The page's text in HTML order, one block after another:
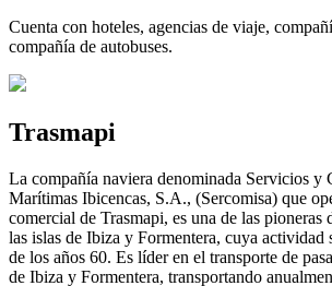
Cuenta con hoteles, agencias de viaje,
compañía de autobuses.
Trasmapi
La compañía naviera denominada Servicios y
Marítimas Ibicencas, S.A., (Sercomisa) que
comercial de Trasmapi, es una de las pioneras
las islas de Ibiza y Formentera, cuya actividad
de los años 60. Es líder en el transporte de
de Ibiza y Formentera, transportando